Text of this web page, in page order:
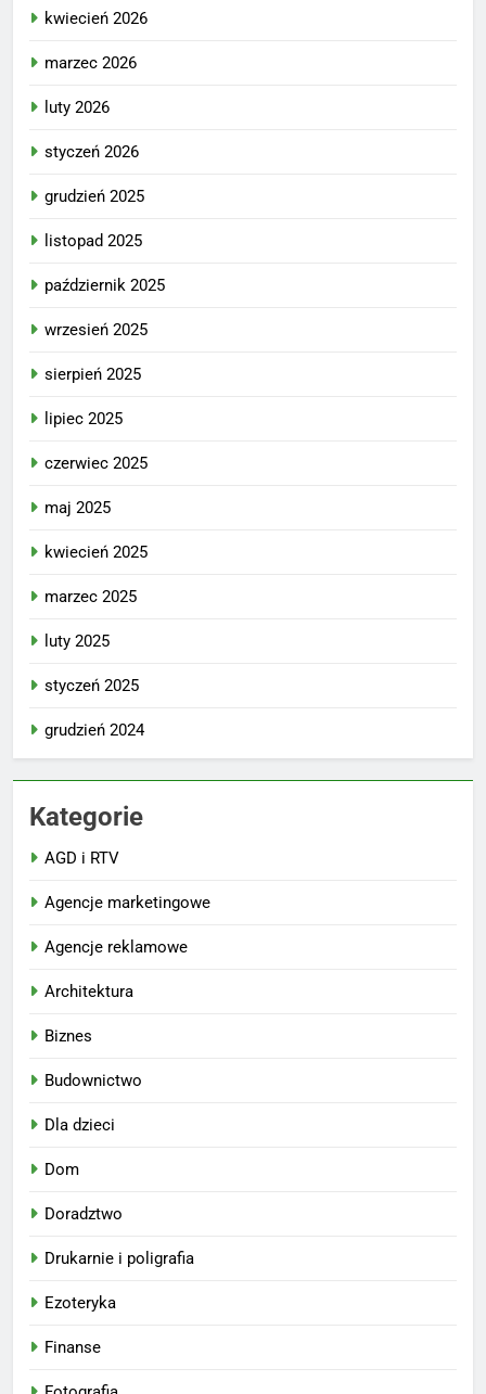
kwiecień 2026
marzec 2026
luty 2026
styczeń 2026
grudzień 2025
listopad 2025
październik 2025
wrzesień 2025
sierpień 2025
lipiec 2025
czerwiec 2025
maj 2025
kwiecień 2025
marzec 2025
luty 2025
styczeń 2025
grudzień 2024
Kategorie
AGD i RTV
Agencje marketingowe
Agencje reklamowe
Architektura
Biznes
Budownictwo
Dla dzieci
Dom
Doradztwo
Drukarnie i poligrafia
Ezoteryka
Finanse